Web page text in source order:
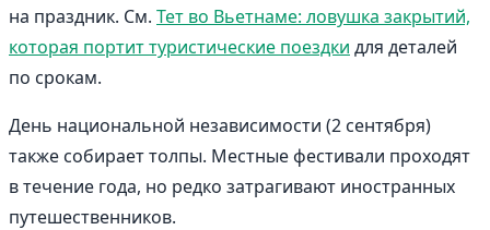
на праздник. См. Тет во Вьетнаме: ловушка закрытий,
которая портит туристические поездки для деталей
по срокам.
День национальной независимости (2 сентября)
также собирает толпы. Местные фестивали проходят
в течение года, но редко затрагивают иностранных
путешественников.